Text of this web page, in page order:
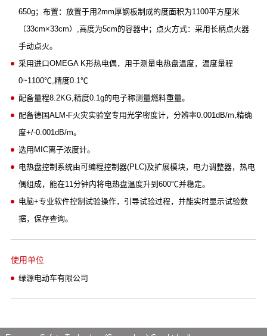
650g；布置：放置于用2mm厚钢板制成的度面积为1100平方厘米
（33cm×33cm）,高度为5cm的容器中；点火方式：采用长柄点火器
手动点火。
采用进口OMEGA K形热电偶，用于测量电热盘温度，温度量程
0~1100℃,精度0.1℃
配备量程8.2KG,精度0.1g的电子称测量燃料重量。
配备德国ALM-F火灾实验室专用光学密度计，分辨率0.001dB/m,精确
度+/-0.001dB/m。
选用MIC离子浓度计。
电热盘控制系统由可编程控制器(PLC)及扩展模块，电力调整器，热电
偶组成，能在11分钟内将电热盘温度升到600℃并稳定。
电脑+专业软件控制试验操作，引导试验过程，并能实时显示试验数
据，保存查询。
使用单位
绿源电动车有限公司